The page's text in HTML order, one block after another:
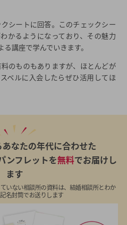
シートに回答。このチェックシー
かるようになっており、その魅力
講座で学んでいきます。
のものもありますが、ほとんどが
ベルに入会したらぜひ活用してほ
あなたの年代に合わせた
ンフレットを無料でお届けし
ます
いない相談所の資料は、結婚相談所とわか
名封筒でお送りします